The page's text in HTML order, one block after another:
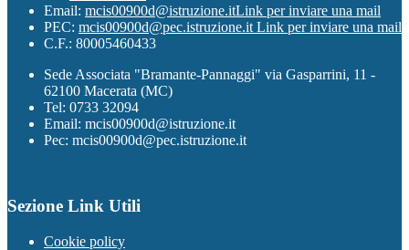
Email: mcis00900d@istruzione.itLink per inviare una mail
PEC: mcis00900d@pec.istruzione.it Link per inviare una mail
C.F.: 80005460433
Sede Associata "Bramante-Pannaggi" via Gasparrini, 11 -
62100 Macerata (MC)
Tel: 0733 32094
Email: mcis00900d@istruzione.it
Pec: mcis00900d@pec.istruzione.it
Sezione Link Utili
Cookie policy